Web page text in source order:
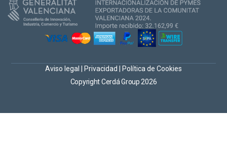
Copyright Cerdá Group 2026
Aviso legal Privacidad Política de Cookies